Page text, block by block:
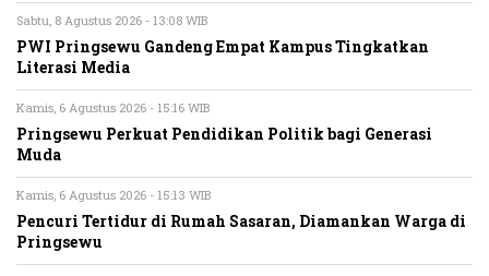
Sabtu, 8 Agustus 2026 - 13:08 WIB
PWI Pringsewu Gandeng Empat Kampus Tingkatkan
Literasi Media
Kamis, 6 Agustus 2026 - 15:16 WIB
Pringsewu Perkuat Pendidikan Politik bagi Generasi
Muda
Kamis, 6 Agustus 2026 - 15:13 WIB
Pencuri Tertidur di Rumah Sasaran, Diamankan Warga di
Pringsewu